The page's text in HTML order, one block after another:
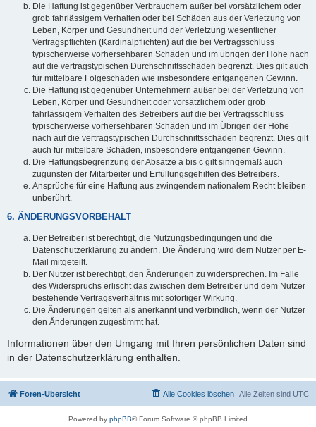
Die Haftung ist gegenüber Verbrauchern außer bei vorsätzlichem oder
grob fahrlässigem Verhalten oder bei Schäden aus der Verletzung von
Leben, Körper und Gesundheit und der Verletzung wesentlicher
Vertragspflichten (Kardinalpflichten) auf die bei Vertragsschluss
typischerweise vorhersehbaren Schäden und im übrigen der Höhe nach
auf die vertragstypischen Durchschnittsschäden begrenzt. Dies gilt auch
für mittelbare Folgeschäden wie insbesondere entgangenen Gewinn.
Die Haftung ist gegenüber Unternehmern außer bei der Verletzung von
Leben, Körper und Gesundheit oder vorsätzlichem oder grob
fahrlässigem Verhalten des Betreibers auf die bei Vertragsschluss
typischerweise vorhersehbaren Schäden und im Übrigen der Höhe
nach auf die vertragstypischen Durchschnittsschäden begrenzt. Dies gilt
auch für mittelbare Schäden, insbesondere entgangenen Gewinn.
Die Haftungsbegrenzung der Absätze a bis c gilt sinngemäß auch
zugunsten der Mitarbeiter und Erfüllungsgehilfen des Betreibers.
Ansprüche für eine Haftung aus zwingendem nationalem Recht bleiben
unberührt.
6. ÄNDERUNGSVORBEHALT
Der Betreiber ist berechtigt, die Nutzungsbedingungen und die
Datenschutzerklärung zu ändern. Die Änderung wird dem Nutzer per E-
Mail mitgeteilt.
Der Nutzer ist berechtigt, den Änderungen zu widersprechen. Im Falle
des Widerspruchs erlischt das zwischen dem Betreiber und dem Nutzer
bestehende Vertragsverhältnis mit sofortiger Wirkung.
Die Änderungen gelten als anerkannt und verbindlich, wenn der Nutzer
den Änderungen zugestimmt hat.
Informationen über den Umgang mit Ihren persönlichen Daten sind
in der Datenschutzerklärung enthalten.
Foren-Übersicht Alle Zeiten sind UTC
Alle Cookies löschen
Powered by phpBB® Forum Software © phpBB Limited